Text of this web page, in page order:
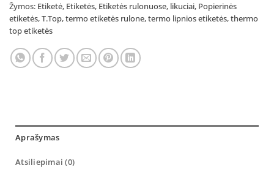
Žymos: Etiketė, Etiketės, Etiketės rulonuose, likuciai, Popierinės
etiketės,T.Top,termo etiketės rulone,termo lipnios etiketės,thermo
top etiketės
Aprašymas
Atsiliepimai (0)